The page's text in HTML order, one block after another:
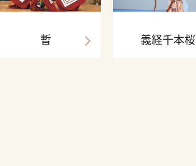
暫 義経千本桜